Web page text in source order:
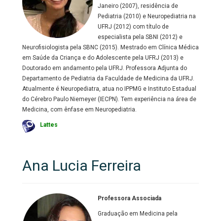
Janeiro (2007), residência de
Pediatria (2010) e Neuropediatria na
UFRJ (2012) com título de
especialista pela SBNI (2012) e
Neurofisiologista pela SBNC (2015). Mestrado em Clínica Médica
em Saúde da Criança e do Adolescente pela UFRJ (2013) e
Doutorado em andamento pela UFRJ. Professora Adjunta do
Departamento de Pediatria da Faculdade de Medicina da UFRJ.
Atualmente é Neuropediatra, atua no IPPMG e Instituto Estadual
do Cérebro Paulo Niemeyer (IECPN). Tem experiência na área de
Medicina, com ênfase em Neuropediatria.
Lattes
Ana Lucia Ferreira
Professora Associada
Graduação em Medicina pela